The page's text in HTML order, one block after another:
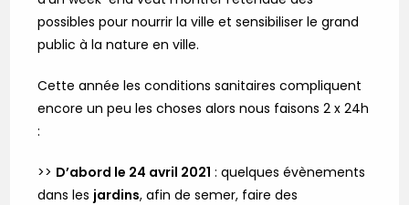
possibles pour nourrir la ville et sensibiliser le grand
public à la nature en ville.
Cette année les conditions sanitaires compliquent
encore un peu les choses alors nous faisons 2 x 24h
:
>> D’abord le 24 avril 2021 : quelques évènements
dans les jardins, afin de semer, faire des